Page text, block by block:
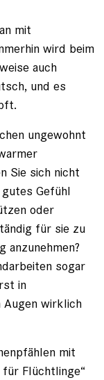
mit
wird beim
auch
und es
ungewohnt
Sie sich nicht
Gefühl
oder
für sie zu
sogar
in
wirklich
mit
Flüchtlinge“